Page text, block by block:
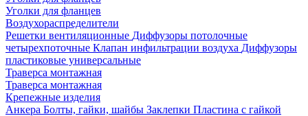
Уголки для фланцев
Воздухораспределители
Решетки вентиляционные Диффузоры потолочные
четырехпоточные Клапан инфильтрации воздуха Диффузоры
пластиковые универсальные
Траверса монтажная
Траверса монтажная
Крепежные изделия
Анкера Болты, гайки, шайбы Заклепки Пластина с гайкой